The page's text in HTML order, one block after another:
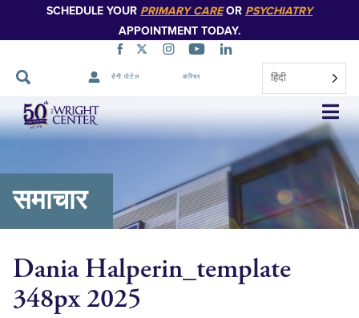
SCHEDULE YOUR PRIMARY CAREOR PSYCHIATRY
APPOINTMENT TODAY.
रोगी पोर्टल करियर हिंदी
नेविगेशन
छोड़ें
समाचार
Dania Halperin_template
348px 2025